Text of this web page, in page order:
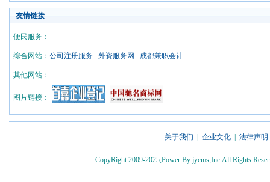
友情链接
便民服务：
综合网站： 公司注册服务 外资服务网 成都兼职会计
其他网站：
图片链接：
关于我们 | 企业文化 | 法律声明
CopyRight 2009-2025,Power By jycms,Inc.All Rights